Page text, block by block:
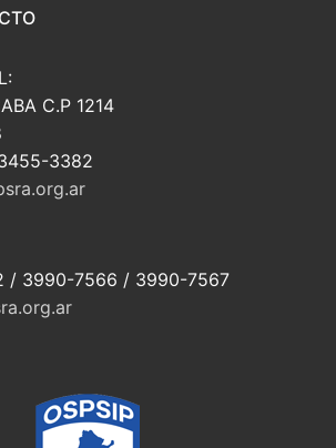
C.P 1214
3382
/ 3990-7566 / 3990-7567